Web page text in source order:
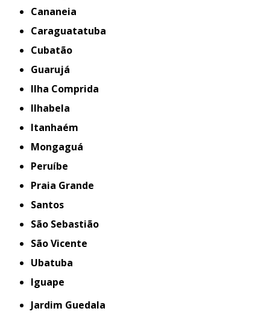
Cananeia
Caraguatatuba
Cubatão
Guarujá
Ilha Comprida
Ilhabela
Itanhaém
Mongaguá
Peruíbe
Praia Grande
Santos
São Sebastião
São Vicente
Ubatuba
iguape
Jardim Guedala